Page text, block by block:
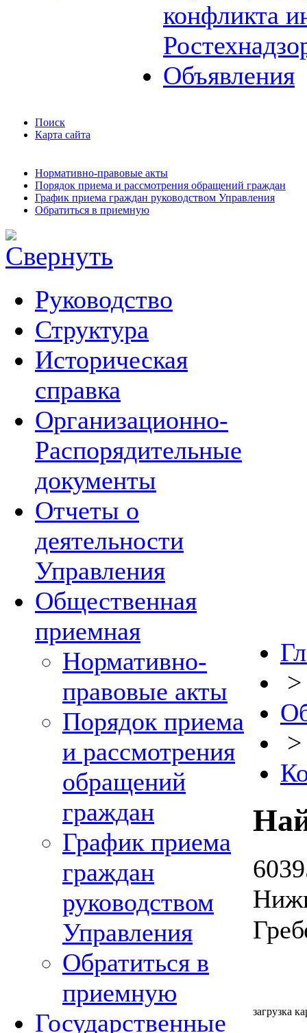
конфликта
Объявления
Поиск
Карта сайта
Нормативно-правовые акты
Порядок приема и рассмотрения обращений граждан
График приема граждан руководством Управления
Обратиться в приемную
Руководство
Структура
Историческая
справка
Организационно-
Распорядительные
документы
Отчеты о
деятельности
Управления
Общественная
приемная
Нормативно-
правовые акты
Порядок приема
и рассмотрения
обращений
граждан
График приема
граждан
руководством
Управления
Обратиться в
приемную
Государственные
загрузка